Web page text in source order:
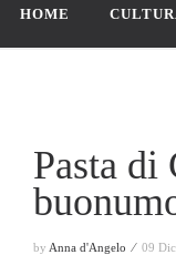
HOME
Pasta di
by Anna d'Angelo ⁄ 09